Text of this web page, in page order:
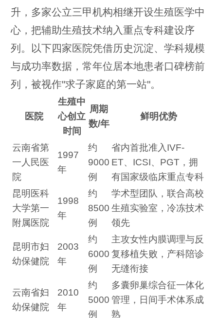
升，多家公立三甲机构相继开设生殖医学中
心，把辅助生殖技术纳入重点专科建设序
列。以下四家医院凭借历史沉淀、学科规模
与成功率数据，常年位居本地患者口碑榜前
列，被视作"求子家庭的第一站"。
医院
生殖中
心创立
时间
周期
数/年
鲜明优势
云南省第
一人民医
院
1997
年
约
9000
例
省内首批准入IVF-
ET、ICSI、PGT，拥
有国家级临床重点专科
昆明医科
大学第一
附属医院
1998
年
约
8500
例
学术型团队，联合高校
生殖实验室，冷冻技术
领先
昆明市妇
幼保健院
2003
年
约
6000
例
主攻女性内膜调理与反
复移植失败，产科陪诊
无缝衔接
云南省妇
幼保健院
2010
年
约
5000
例
多囊卵巢综合征一体化
管理，日间手术体系成
熟